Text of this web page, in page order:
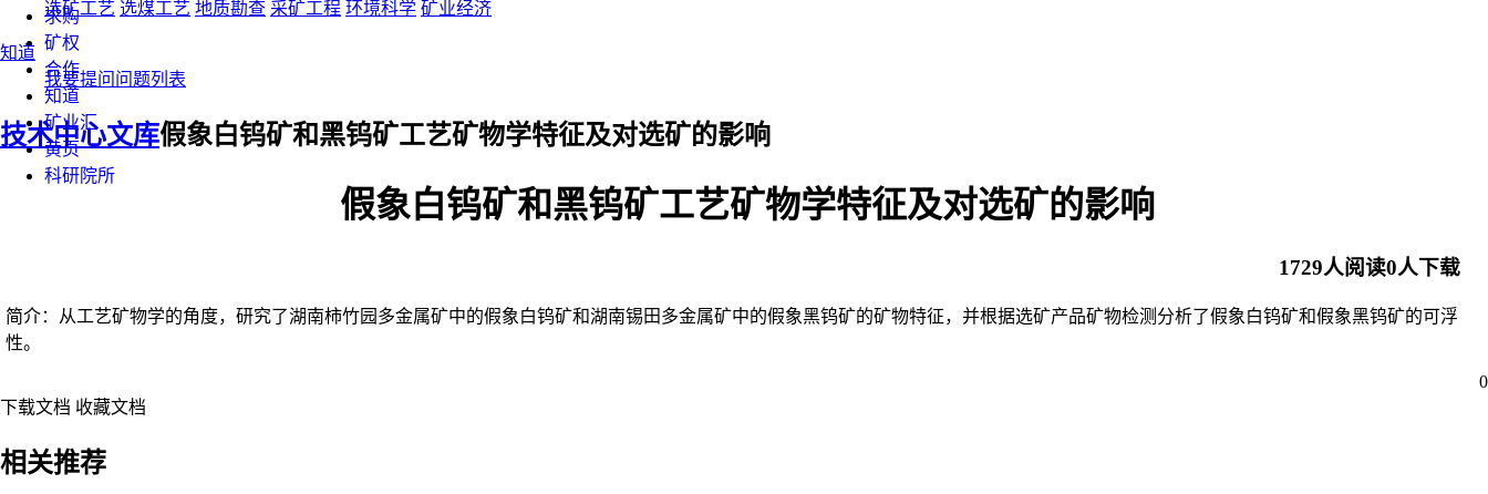
求购
矿权
合作
知道
矿业汇
黄页
科研院所
选矿工艺 选煤工艺 地质勘查 采矿工程 环境科学 矿业经济
知道
我要提问 问题列表
技术中心文库假象白钨矿和黑钨矿工艺矿物学特征及对选矿的影响
假象白钨矿和黑钨矿工艺矿物学特征及对选矿的影响
1729人阅读0人下载
简介：从工艺矿物学的角度，研究了湖南柿竹园多金属矿中的假象白钨矿和湖南锡田多金属矿中的假象黑钨矿的矿物特征，并根据选矿产品矿物检测分析了假象白钨矿和假象黑钨矿的可浮
性。
0
下载文档 收藏文档
相关推荐